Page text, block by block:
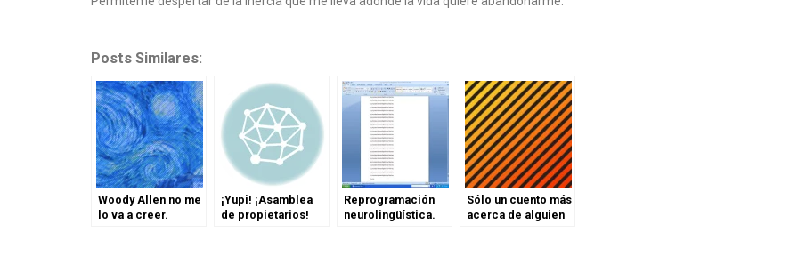
Posts Similares:
Woody Allen no me
lo va a creer.
¡Yupi! ¡Asamblea
de propietarios!
Reprogramación
neurolingüística.
Sólo un cuento más
acerca de alguien